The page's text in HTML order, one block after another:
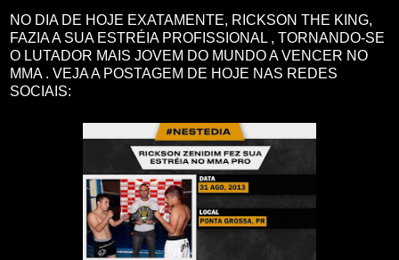
NO DIA DE HOJE EXATAMENTE, RICKSON THE KING,
FAZIA A SUA ESTRÉIA PROFISSIONAL , TORNANDO-SE
O LUTADOR MAIS JOVEM DO MUNDO A VENCER NO
MMA . VEJA A POSTAGEM DE HOJE NAS REDES
SOCIAIS: